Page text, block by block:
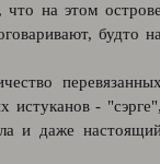
что на этом
будто
истуканов -
и даже